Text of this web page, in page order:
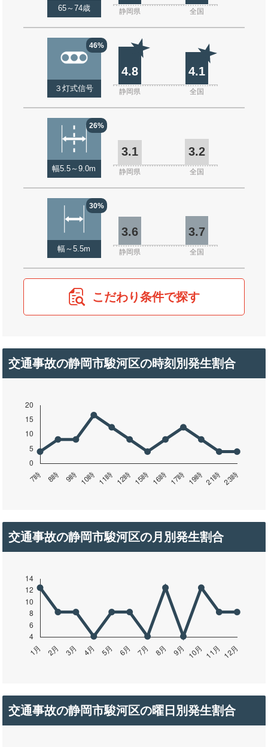
65～74歳 静岡県 全国
46%
３灯式信号
4.8 4.1
静岡県 全国
26%
幅5.5～9.0m
3.1 3.2
静岡県 全国
30%
幅～5.5m
3.6 3.7
静岡県 全国
こだわり条件で探す
交通事故の静岡市駿河区の時刻別発生割合
交通事故の静岡市駿河区の月別発生割合
交通事故の静岡市駿河区の曜日別発生割合